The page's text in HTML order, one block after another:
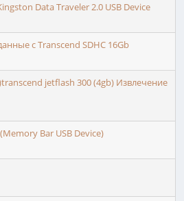
Data Traveler 2.0 USB Device
с Transcend SDHC 16Gb
jetflash 300 (4gb) Извлечение
Bar USB Device)